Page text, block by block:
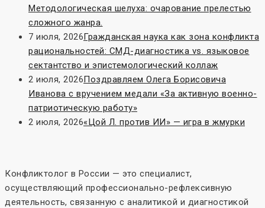
Методологическая шелуха: очарование прелестью
сложного жанра.
7 июля, 2026Гражданская наука как зона конфликта
рациональностей: СМД-диагностика vs. языковое
сектантство и эпистемологический коллаж
2 июля, 2026Поздравляем Олега Борисовича
Иванова с вручением медали «За активную военно-
патриотическую работу»
2 июля, 2026«Цой Л. против ИИ» — игра в жмурки
Конфликтолог в России — это специалист,
осуществляющий профессионально-рефлексивную
деятельность, связанную с аналитикой и диагностикой